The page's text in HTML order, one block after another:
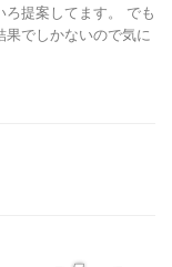
ろ提案してます。 でも
でしかないので気に